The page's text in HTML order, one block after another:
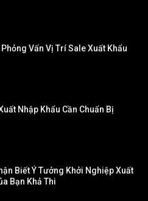
Vấn Vị Trí Sale Xuất Khẩu
Nhập Khẩu Cần Chuẩn Bị
Biết Ý Tưởng Khởi Nghiệp Xuất
Bạn Khả Thi